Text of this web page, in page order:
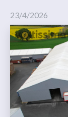
23/4/2026